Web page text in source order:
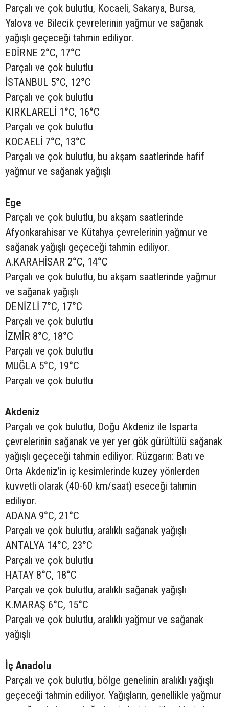
Parçalı ve çok bulutlu, Kocaeli, Sakarya, Bursa,
Yalova ve Bilecik çevrelerinin yağmur ve sağanak
yağışlı geçeceği tahmin ediliyor.
EDİRNE 2°C, 17°C
Parçalı ve çok bulutlu
İSTANBUL 5°C, 12°C
Parçalı ve çok bulutlu
KIRKLARELİ 1°C, 16°C
Parçalı ve çok bulutlu
KOCAELİ 7°C, 13°C
Parçalı ve çok bulutlu, bu akşam saatlerinde hafif
yağmur ve sağanak yağışlı
Ege
Parçalı ve çok bulutlu, bu akşam saatlerinde
Afyonkarahisar ve Kütahya çevrelerinin yağmur ve
sağanak yağışlı geçeceği tahmin ediliyor.
A.KARAHİSAR 2°C, 14°C
Parçalı ve çok bulutlu, bu akşam saatlerinde yağmur
ve sağanak yağışlı
DENİZLİ 7°C, 17°C
Parçalı ve çok bulutlu
İZMİR 8°C, 18°C
Parçalı ve çok bulutlu
MUĞLA 5°C, 19°C
Parçalı ve çok bulutlu
Akdeniz
Parçalı ve çok bulutlu, Doğu Akdeniz ile Isparta
çevrelerinin sağanak ve yer yer gök gürültülü sağanak
yağışlı geçeceği tahmin ediliyor. Rüzgarın: Batı ve
Orta Akdeniz’in iç kesimlerinde kuzey yönlerden
kuvvetli olarak (40-60 km/saat) eseceği tahmin
ediliyor.
ADANA 9°C, 21°C
Parçalı ve çok bulutlu, aralıklı sağanak yağışlı
ANTALYA 14°C, 23°C
Parçalı ve çok bulutlu
HATAY 8°C, 18°C
Parçalı ve çok bulutlu, aralıklı sağanak yağışlı
K.MARAŞ 6°C, 15°C
Parçalı ve çok bulutlu, aralıklı yağmur ve sağanak
yağışlı
İç Anadolu
Parçalı ve çok bulutlu, bölge genelinin aralıklı yağışlı
geçeceği tahmin ediliyor. Yağışların, genellikle yağmur